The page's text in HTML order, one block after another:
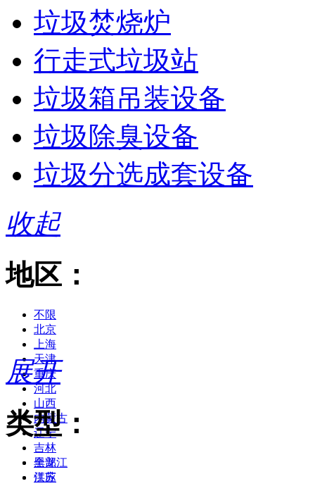
垃圾焚烧炉
行走式垃圾站
垃圾箱吊装设备
垃圾除臭设备
垃圾分选成套设备
收起
地区：
不限
北京
上海
天津
重庆
河北
山西
内蒙古
辽宁
吉林
黑龙江
江苏
展开
类型：
全部
供应